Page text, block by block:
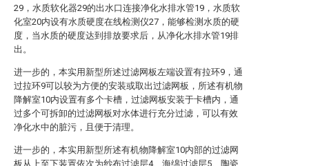
29，水质软化器29的出水口连接净化水排水管19，水质软
化室20内设有水质硬度在线检测仪27，能够检测水质的硬
度，当水质的硬度达到排放要求后，从净化水排水管19排
出。
进一步的，本实用新型所述过滤网板左端设置有拉环9，通
过拉环9可以较为方便的安装或取出过滤网板，所述有机物
降解室10内设置有多个卡槽，过滤网板安装于卡槽内，通
过多个可拆卸的过滤网板对水体进行充分过滤，可以有效
净化水中的脏污，且便于清理。
进一步的，本实用新型所述有机物降解室10内部的过滤网
板从上至下装置依次为纱布过滤层4、海绵过滤层5、陶瓷